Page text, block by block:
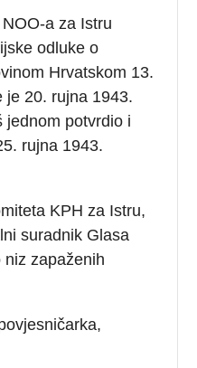
a za Istru
odluke o
Hrvatskom 13.
je 20. rujna 1943.
jednom potvrdio i
rujna 1943.
KPH za Istru,
suradnik Glasa
zapaženih